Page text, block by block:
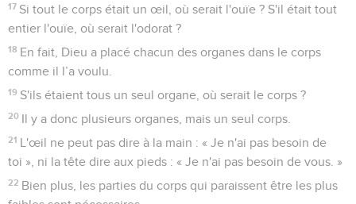
17 Si tout le corps était un œil, où serait l'ouïe ? S'il était tout
entier l'ouïe, où serait l'odorat ?
18 En fait, Dieu a placé chacun des organes dans le corps
comme il l’a voulu.
19 S'ils étaient tous un seul organe, où serait le corps ?
20 Il y a donc plusieurs organes, mais un seul corps.
21 L'œil ne peut pas dire à la main : « Je n'ai pas besoin de
toi », ni la tête dire aux pieds : « Je n'ai pas besoin de vous. »
22 Bien plus, les parties du corps qui paraissent être les plus